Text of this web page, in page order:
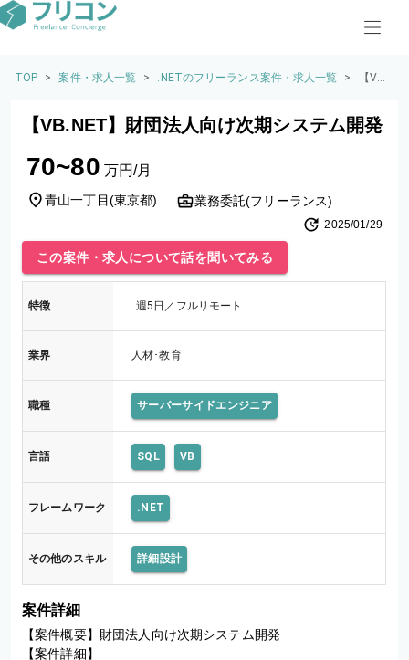
TOP > 案件・求人一覧 > .NETのフリーランス案件・求人一覧 >
【VB.
団法
発
【VB.NET】財団法人向け次期システム開発
70~80 万円/月
青山一丁目(東京都) 業務委託(フリーランス)
2025/01/29
この案件・求人について話を聞いてみる
特徴 週5日／フルリモート
業界 人材･教育
職種 サーバーサイドエンジニア
言語 SQL VB
フレームワーク .NET
その他のスキル 詳細設計
案件詳細
【案件概要】財団法人向け次期システム開発
【案件詳細】